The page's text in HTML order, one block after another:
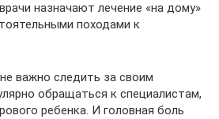
назначают лечение «на дому»
походами к
важно следить за своим
обращаться к специалистам,
ребенка. И головная боль